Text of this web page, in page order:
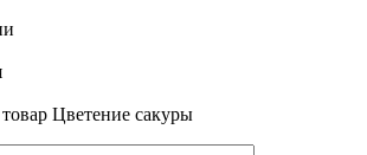
Цветение сакуры